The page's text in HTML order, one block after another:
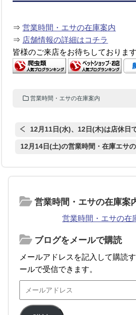
⇒営業時間・エサの在庫案内
⇒ 店舗情報の詳細はコチラ
皆様のご来店をお待ちしております
営業時間・エサの在庫案内
12月11日(水)、12日(木)は店休日
12月14日(土)の営業時間・在庫エサ
営業時間・エサの在庫案
営業時間・エサの在
ブログをメールで購読
メールアドレスを記入して購読
ールで受信できます。